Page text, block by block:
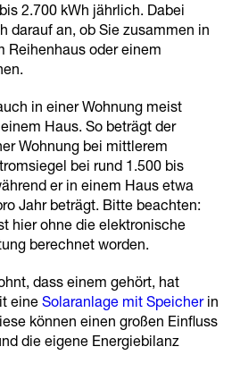
2.700 kWh jährlich. Dabei
darauf an, ob Sie zusammen in
Reihenhaus oder einem
in einer Wohnung meist
Haus. So beträgt der
Wohnung bei mittlerem
bei rund 1.500 bis
er in einem Haus etwa
Jahr beträgt. Bitte beachten:
hier ohne die elektronische
berechnet worden.
dass einem gehört, hat
eine Solaranlage mit Speicherin
können einen großen Einfluss
die eigene Energiebilanz